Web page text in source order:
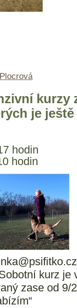
kurzy
je
hodin
hodin
kurz je
zase od 9/